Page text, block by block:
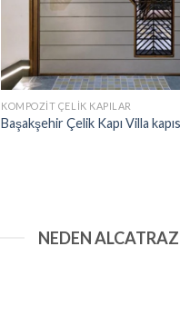
KOMPOZIT ÇELIK KAPILAR
Başakşehir Çelik Kapı Villa
NEDEN